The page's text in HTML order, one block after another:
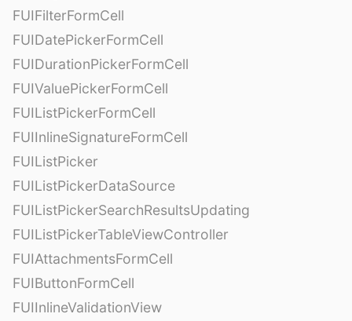
FUIFilterFormCell
FUIDatePickerFormCell
FUIDurationPickerFormCell
FUIValuePickerFormCell
FUIListPickerFormCell
FUIInlineSignatureFormCell
FUIListPicker
FUIListPickerDataSource
FUIListPickerSearchResultsUpdating
FUIListPickerTableViewController
FUIAttachmentsFormCell
FUIButtonFormCell
FUIInlineValidationView